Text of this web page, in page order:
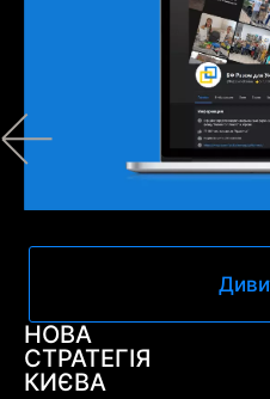
НОВА
СТРАТЕГІЯ
КИЄВА